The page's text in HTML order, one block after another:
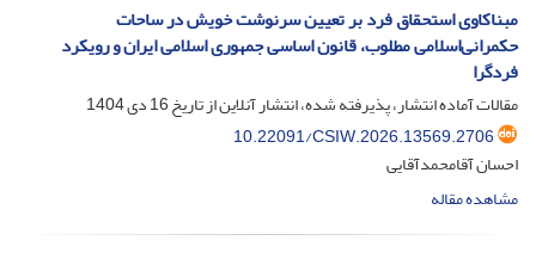
مبناکاوی استحقاق فرد بر تعیین سرنوشت خویش در ساحات
حکمرانی‌اسلامی مطلوب، قانون اساسی جمهوری اسلامی ایران و رویکرد
فردگرا
مقالات آماده انتشار، پذیرفته شده، انتشار آنلاین از تاریخ16 دی 1404
10.22091/CSIW.2026.13569.2706
احسان آقامحمدآقایی
مشاهده مقاله